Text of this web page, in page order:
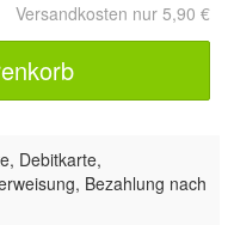
Versandkosten nur 5,90 €
Debitkarte,
Bezahlung nach